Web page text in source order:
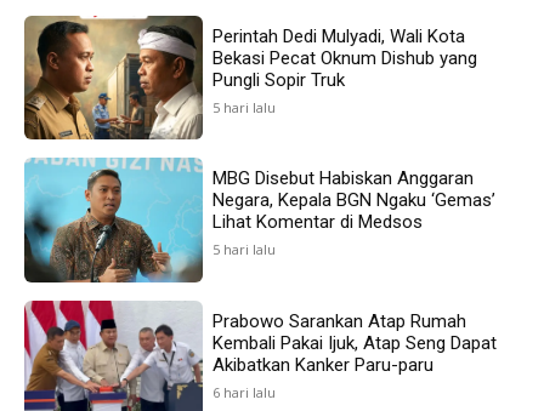
Perintah Dedi Mulyadi, Wali Kota
Bekasi Pecat Oknum Dishub yang
Pungli Sopir Truk
5 hari lalu
MBG Disebut Habiskan Anggaran
Negara, Kepala BGN Ngaku ‘Gemas’
Lihat Komentar di Medsos
5 hari lalu
Prabowo Sarankan Atap Rumah
Kembali Pakai Ijuk, Atap Seng Dapat
Akibatkan Kanker Paru-paru
6 hari lalu